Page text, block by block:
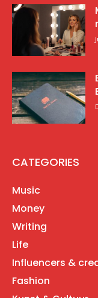
CATEGORIES
Music
Money
Writing
Life
Influencers &
Fashion